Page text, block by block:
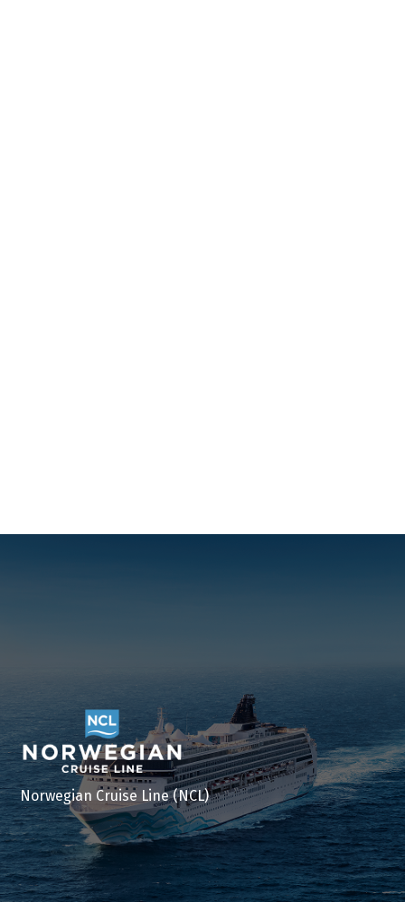
Norwegian Cruise Line (NCL)